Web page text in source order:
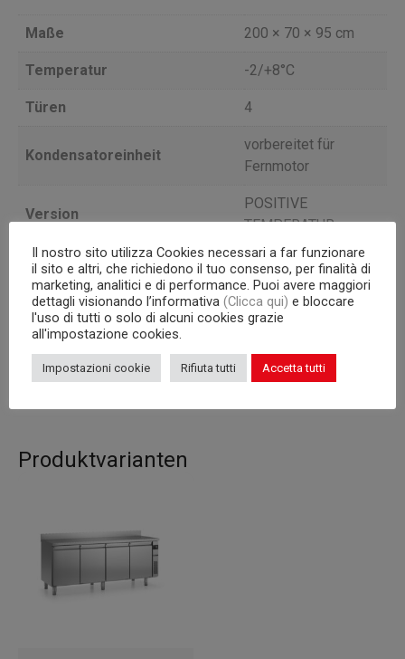
Maße 200 × 70 × 95 cm
Temperatur -2/+8°C
Türen 4
Kondensatoreinheit
vorbereitet für
Fernmotor
Version
POSITIVE
TEMPERATUR
Tiefe 70
Interne Kapazität GN 1/1 Roste
Korpus
Inhalt (l) 563
Produktvarianten
Il nostro sito utilizza Cookies necessari a far funzionare
il sito e altri, che richiedono il tuo consenso, per finalità di
marketing, analitici e di performance. Puoi avere maggiori
dettagli visionando l’informativa (Clicca qui) e bloccare
l'uso di tutti o solo di alcuni cookies grazie
all'impostazione cookies.
Impostazioni cookie Rifiuta tutti Accetta tutti